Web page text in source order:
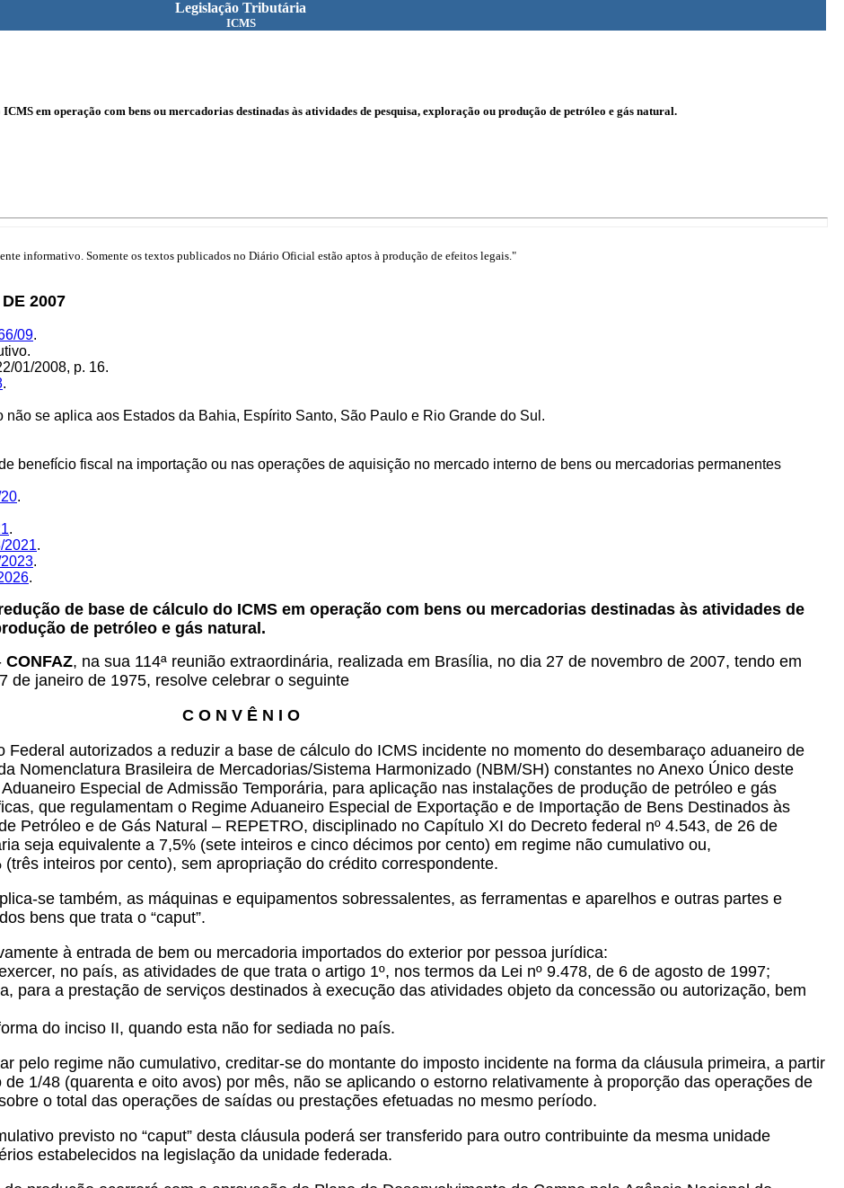
Legislação Tributária
ICMS
em operação com bens ou mercadorias destinadas às atividades de pesquisa, exploração ou produção de petróleo e gás natural.
informativo. Somente os textos publicados no Diário Oficial estão aptos à produção de efeitos legais."
DE 2007
09.
01/2008, p. 16.
.
se aplica aos Estados da Bahia, Espírito Santo, São Paulo e Rio Grande do Sul.
benefício fiscal na importação ou nas operações de aquisição no mercado interno de bens ou mercadorias permanentes
.
.
2021.
.
.
de base de cálculo do ICMS em operação com bens ou mercadorias destinadas às atividades de
de petróleo e gás natural.
CONFAZ, na sua 114ª reunião extraordinária, realizada em Brasília, no dia 27 de novembro de 2007, tendo em
de janeiro de 1975, resolve celebrar o seguinte
C O N V Ê N I O
Federal autorizados a reduzir a base de cálculo do ICMS incidente no momento do desembaraço aduaneiro de
Nomenclatura Brasileira de Mercadorias/Sistema Harmonizado (NBM/SH) constantes no Anexo Único deste
Especial de Admissão Temporária, para aplicação nas instalações de produção de petróleo e gás
que regulamentam o Regime Aduaneiro Especial de Exportação e de Importação de Bens Destinados às
Petróleo e de Gás Natural – REPETRO, disciplinado no Capítulo XI do Decreto federal nº 4.543, de 26 de
seja equivalente a 7,5% (sete inteiros e cinco décimos por cento) em regime não cumulativo ou,
inteiros por cento), sem apropriação do crédito correspondente.
se também, as máquinas e equipamentos sobressalentes, as ferramentas e aparelhos e outras partes e
bens que trata o “caput”.
à entrada de bem ou mercadoria importados do exterior por pessoa jurídica:
no país, as atividades de que trata o artigo 1º, nos termos da Lei nº 9.478, de 6 de agosto de 1997;
para a prestação de serviços destinados à execução das atividades objeto da concessão ou autorização, bem
do inciso II, quando esta não for sediada no país.
pelo regime não cumulativo, creditar-se do montante do imposto incidente na forma da cláusula primeira, a partir
1/48 (quarenta e oito avos) por mês, não se aplicando o estorno relativamente à proporção das operações de
o total das operações de saídas ou prestações efetuadas no mesmo período.
previsto no “caput” desta cláusula poderá ser transferido para outro contribuinte da mesma unidade
estabelecidos na legislação da unidade federada.